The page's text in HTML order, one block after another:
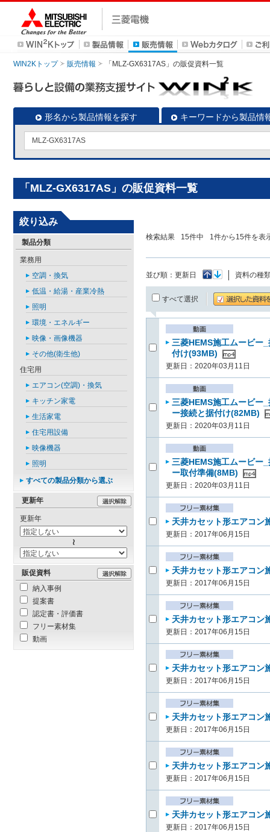
WIN2Kトップ 販売情報 「MLZ-GX6317AS」の販促資料一覧
形名から製品情報を探す キーワードから製品情
「MLZ-GX6317AS」の販促資料一覧
検索結果 15件中 1件から 15件を表
並び順： 更新日 資料の種
すべて選択
三菱HEMS施工ムービー
付け(93MB)
更新日：2020年03月11日
三菱HEMS施工ムービー
ー接続と据付け(82MB)
更新日：2020年03月11日
三菱HEMS施工ムービー
ー取付準備(8MB)
更新日：2020年03月11日
天井カセット形エアコン
更新日：2017年06月15日
天井カセット形エアコン
更新日：2017年06月15日
天井カセット形エアコ
更新日：2017年06月15日
天井カセット形エアコ
更新日：2017年06月15日
天井カセット形エアコ
更新日：2017年06月15日
天井カセット形エアコン
更新日：2017年06月15日
天井カセット形エアコ
更新日：2017年06月15日
絞り込み
製品分類
業務用
空調・換気
低温・給湯・産業冷熱
照明
環境・エネルギー
映像・画像機器
その他(衛生他)
住宅用
エアコン(空調)・換気
キッチン家電
生活家電
住宅用設備
映像機器
照明
すべての製品分類から選ぶ
更新年
更新年
販促資料
納入事例
提案書
認定書・評価書
フリー素材集
動画